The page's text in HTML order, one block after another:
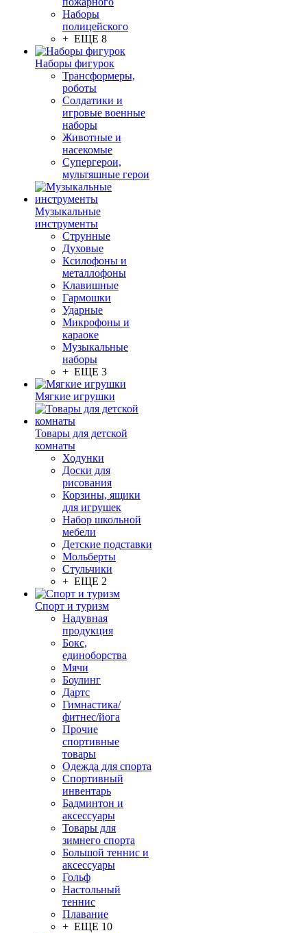
Наборы
полицейского
+ ЕЩЕ 8
Наборы фигурок
Трансформеры,
роботы
Солдатики и
игровые военные
наборы
Животные и
насекомые
Супергерои,
мультяшные герои
Музыкальные
инструменты
Струнные
Духовые
Ксилофоны и
металлофоны
Клавишные
Гармошки
Ударные
Микрофоны и
караоке
Музыкальные
наборы
+ ЕЩЕ 3
Мягкие игрушки
Товары для детской
комнаты
Ходунки
Доски для
рисования
Корзины, ящики
для игрушек
Набор школьной
мебели
Детские подставки
Мольберты
Стульчики
+ ЕЩЕ 2
Спорт и туризм
Надувная
продукция
Бокс,
единоборства
Мячи
Боулинг
Дартс
Гимнастика/
фитнес/йога
Прочие
спортивные
товары
Одежда для спорта
Спортивный
инвентарь
Бадминтон и
аксессуары
Товары для
зимнего спорта
Большой теннис и
аксессуары
Гольф
Настольный
теннис
Плавание
+ ЕЩЕ 10